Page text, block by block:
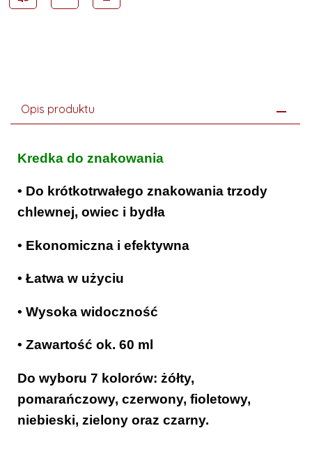
Opis produktu
Kredka do znakowania
• Do krótkotrwałego znakowania trzody
chlewnej, owiec i bydła
• Ekonomiczna i efektywna
• Łatwa w użyciu
• Wysoka widoczność
• Zawartość ok. 60 ml
Do wyboru 7 kolorów: żółty,
pomarańczowy, czerwony, fioletowy,
niebieski, zielony oraz czarny.